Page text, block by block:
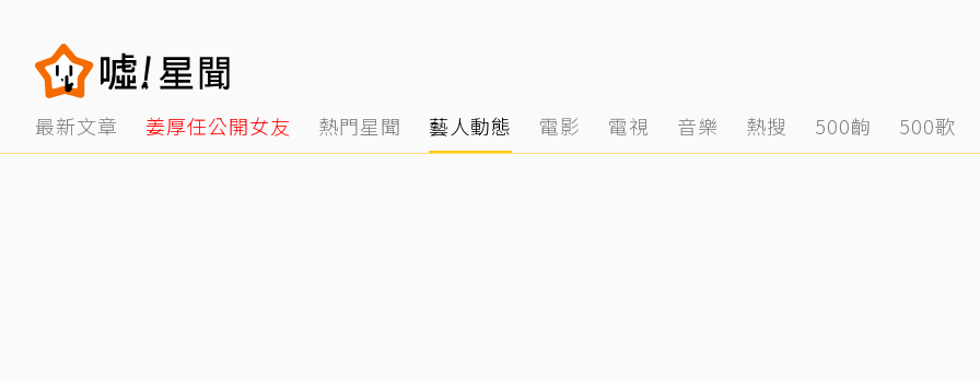
最新文章 姜厚任公開女友 熱門星聞 藝人動態 電影 電視 音樂 熱搜 500齣 500歌